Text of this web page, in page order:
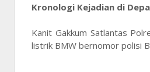
Kronologi Kejadian di
Kanit Gakkum Satlantas
listrik BMW bernomor polisi